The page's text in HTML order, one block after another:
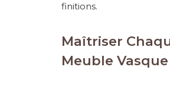
finitions.
Maîtriser
Meuble